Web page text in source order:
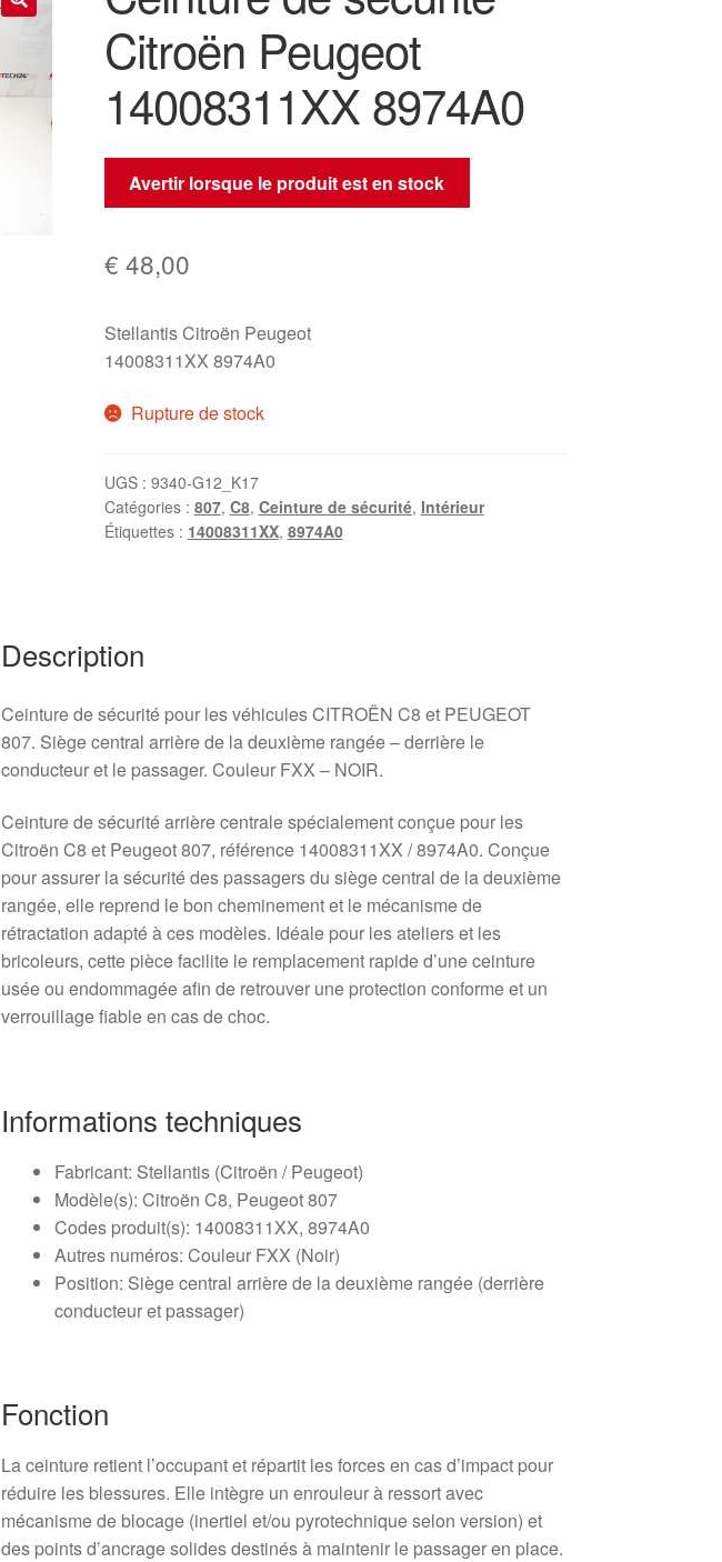
Citroën Peugeot
14008311XX 8974A0
Avertir lorsque le produit est en stock
€ 48,00
Stellantis Citroën Peugeot
14008311XX 8974A0
Rupture de stock
UGS : 9340-G12_K17
Catégories : 807, C8, Ceinture de sécurité, Intérieur
Étiquettes : 14008311XX, 8974A0
Description
Ceinture de sécurité pour les véhicules CITROËN C8 et PEUGEOT
807. Siège central arrière de la deuxième rangée – derrière le
conducteur et le passager. Couleur FXX – NOIR.
Ceinture de sécurité arrière centrale spécialement conçue pour les
Citroën C8 et Peugeot 807, référence 14008311XX / 8974A0. Conçue
pour assurer la sécurité des passagers du siège central de la deuxième
rangée, elle reprend le bon cheminement et le mécanisme de
rétractation adapté à ces modèles. Idéale pour les ateliers et les
bricoleurs, cette pièce facilite le remplacement rapide d’une ceinture
usée ou endommagée afin de retrouver une protection conforme et un
verrouillage fiable en cas de choc.
Informations techniques
Fabricant: Stellantis (Citroën / Peugeot)
Modèle(s): Citroën C8, Peugeot 807
Codes produit(s): 14008311XX, 8974A0
Autres numéros: Couleur FXX (Noir)
Position: Siège central arrière de la deuxième rangée (derrière
conducteur et passager)
Fonction
La ceinture retient l’occupant et répartit les forces en cas d’impact pour
réduire les blessures. Elle intègre un enrouleur à ressort avec
mécanisme de blocage (inertiel et/ou pyrotechnique selon version) et
des points d’ancrage solides destinés à maintenir le passager en place.